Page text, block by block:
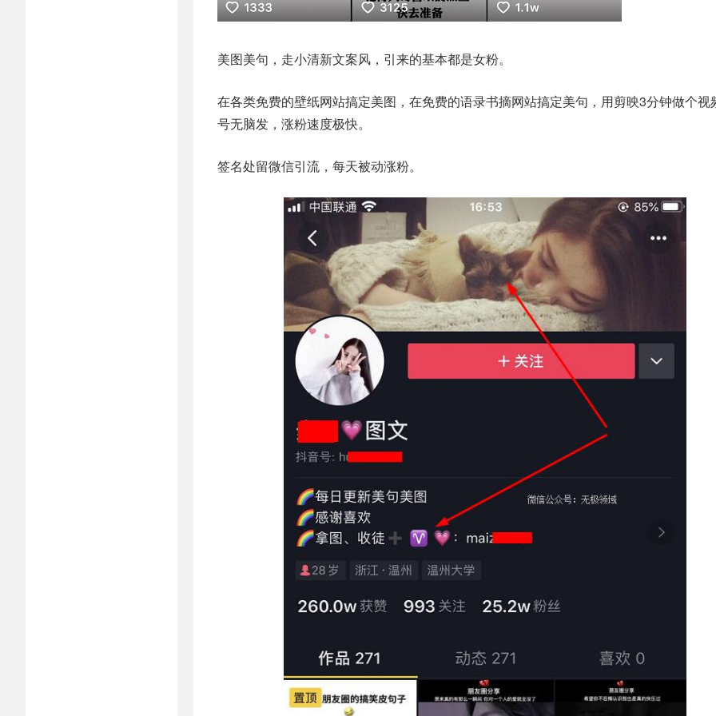
美图美句，走小清新文案风，引来的基本都是女粉。
在各类免费的壁纸网站搞定美图，在免费的语录书摘网站搞定美句，用剪映3分钟做个视
号无脑发，涨粉速度极快。
签名处留微信引流，每天被动涨粉。